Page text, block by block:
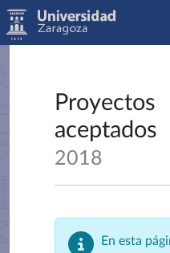
Proyectos
aceptados
2018
En esta